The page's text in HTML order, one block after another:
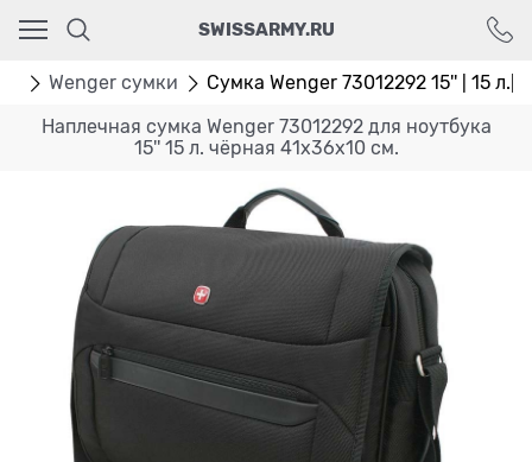
SWISSARMY.RU
Wenger сумки Сумка Wenger 73012292 15'' | 15 л.|
Наплечная сумка Wenger 73012292 для ноутбука
15'' 15 л. чёрная 41x36x10 см.
Ваш город - Москва,
угадали?
ДА НЕТ